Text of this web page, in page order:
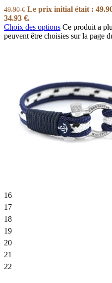
49.90€ Le prix initial était :
34.93 €.
Choix des options Ce produit a
peuvent être choisies sur la page
16
17
18
19
20
21
22